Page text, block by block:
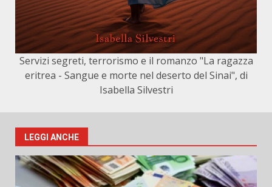
Servizi segreti, terrorismo e il romanzo "La ragazza
eritrea - Sangue e morte nel deserto del Sinai", di
Isabella Silvestri
LEGGI ANCHE